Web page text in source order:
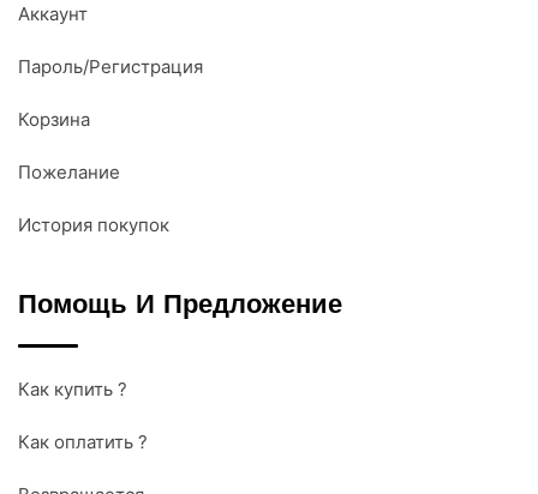
Аккаунт
Пароль/Регистрация
Корзина
Пожелание
История покупок
Помощь И Предложение
Как купить ?
Как оплатить ?